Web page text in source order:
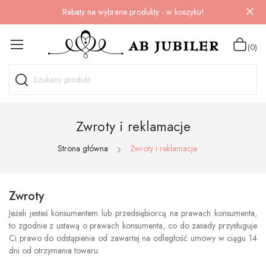
Rabaty na wybrane produkty - w koszyku!
(0)
Zwroty i reklamacje
Strona główna Zwroty i reklamacje
Zwroty
Jeżeli jesteś konsumentem lub przedsiębiorcą na prawach konsumenta,
to zgodnie z ustawą o prawach konsumenta, co do zasady przysługuje
Ci prawo do odstąpienia od zawartej na odległość umowy w ciągu 14
dni od otrzymania towaru.